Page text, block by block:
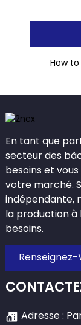
How
En tant que
secteur des
besoins et
votre marché.
indépendante,
la production
besoins.
Adresse :